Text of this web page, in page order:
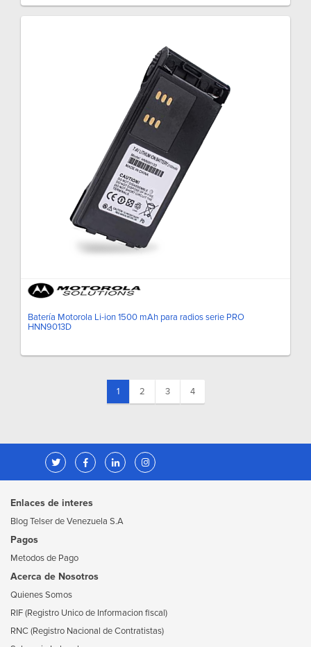
Batería Motorola Li-ion 1500 mAh para radios serie PRO
HNN9013D
1(current)
2 3 4
Enlaces de interes
Blog Telser de Venezuela S.A
Pagos
Metodos de Pago
Acerca de Nosotros
Quienes Somos
RIF (Registro Unico de Informacion fiscal)
RNC (Registro Nacional de Contratistas)